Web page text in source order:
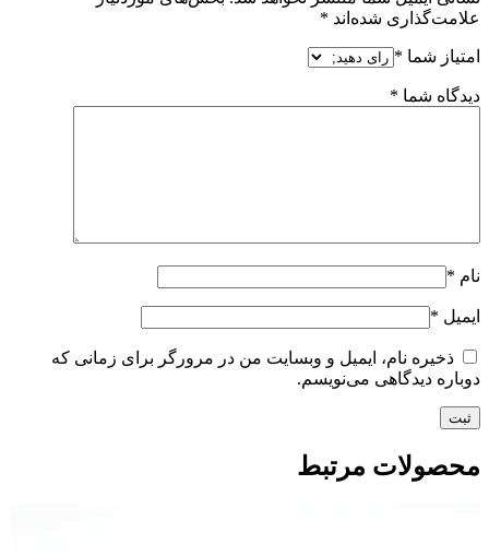
علامت‌گذاری شده‌اند *
امتیاز شما *
دیدگاه شما *
نام *
ایمیل *
ذخیره نام، ایمیل و وبسایت من در مرورگر برای زمانی که
دوباره دیدگاهی می‌نویسم.
محصولات مرتبط